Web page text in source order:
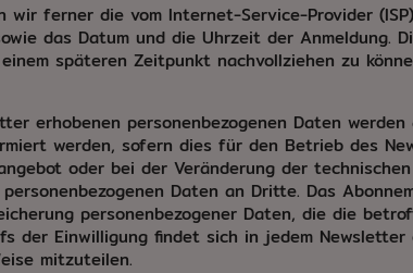
wir ferner die vom Internet-Service-Provider
das Datum und die Uhrzeit der
späteren Zeitpunkt nachvollziehen zu
erhobenen personenbezogenen Daten
werden, sofern dies für den Betrieb des
oder bei der Veränderung der
Daten an Dritte. Das
personenbezogener Daten, die die
der Einwilligung findet sich in jedem
mitzuteilen.